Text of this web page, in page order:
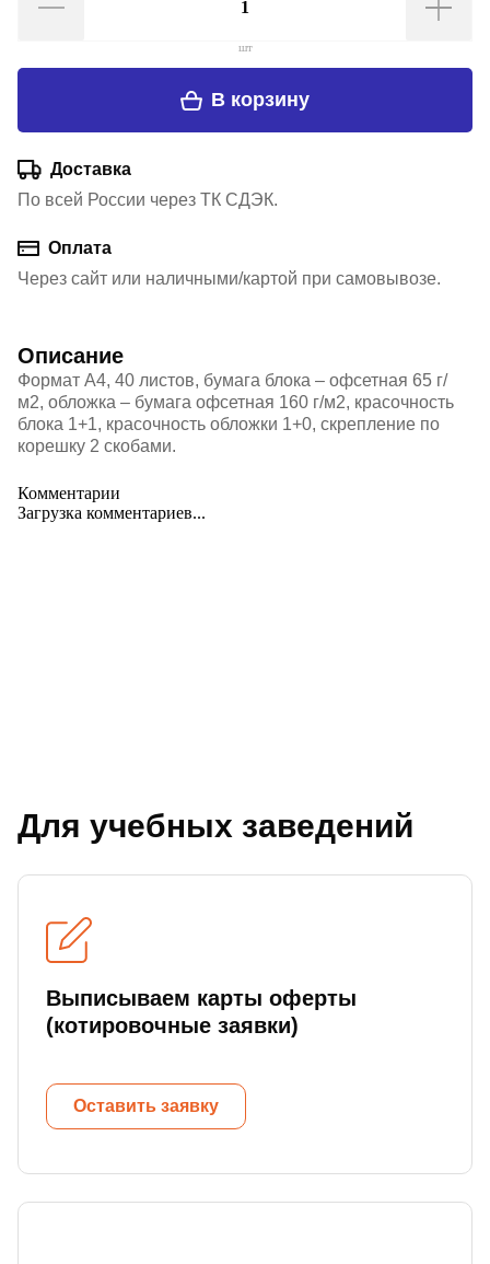
В корзину
шт
Доставка
По всей России через ТК СДЭК.
Оплата
Через сайт или наличными/картой при самовывозе.
Описание
Формат А4, 40 листов, бумага блока – офсетная 65 г/
м2, обложка – бумага офсетная 160 г/м2, красочность
блока 1+1, красочность обложки 1+0, скрепление по
корешку 2 скобами.
Комментарии
Загрузка комментариев...
Для учебных заведений
Выписываем карты оферты
(котировочные заявки)
Оставить заявку